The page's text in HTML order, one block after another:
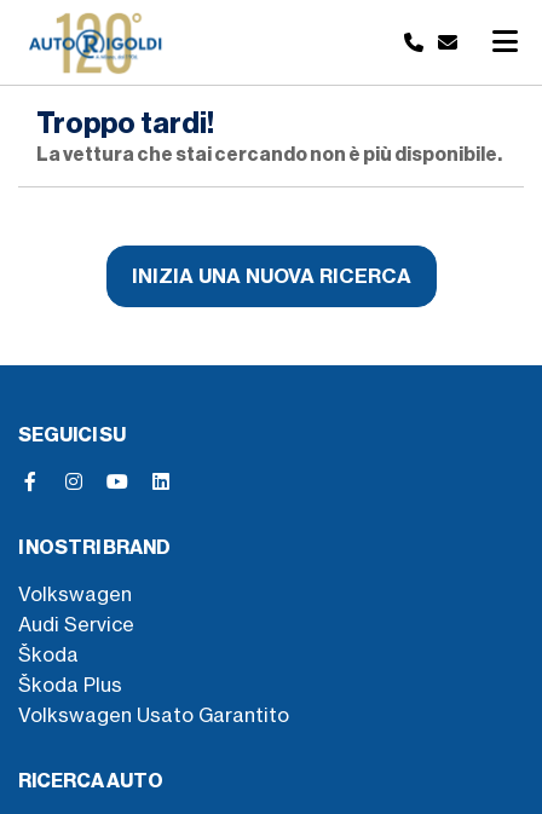
Troppo tardi!
La vettura che stai cercando non è più disponibile.
INIZIA UNA NUOVA RICERCA
SEGUICI SU
I NOSTRI BRAND
Volkswagen
Audi Service
Škoda
Škoda Plus
Volkswagen Usato Garantito
RICERCA AUTO